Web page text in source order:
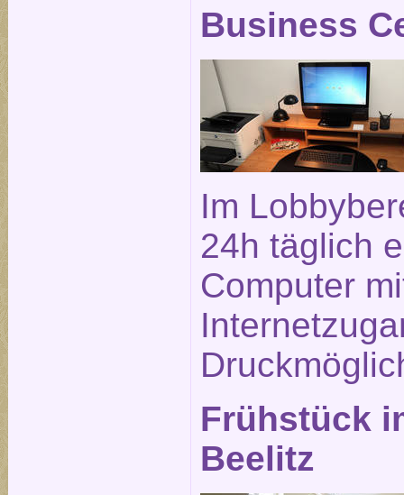
Business
Im
24h täglich
Computer
Frühstück
Beelitz